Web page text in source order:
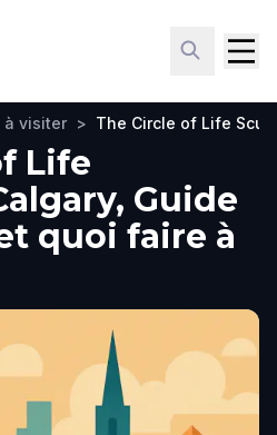
à visiter > The Circle of Life
Life
Guide
quoi faire à